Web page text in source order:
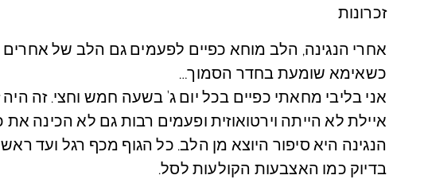
זכרונות
אחרי הנגינה, הלב מוחא כפיים לפעמים גם הלב של אחרים
כשאימא שומעת בחדר הסמוך…
אני בליבי מחאתי כפיים בכל יום ג' בשעה חמש וחצי. זה
איילת לא הייתה וירטואוזית ופעמים רבות גם לא הכינה
הנגינה היא סיפור היוצא מן הלב. כל הגוף מכף רגל ועד
בדיוק כמו האצבעות הקולעות לסל.